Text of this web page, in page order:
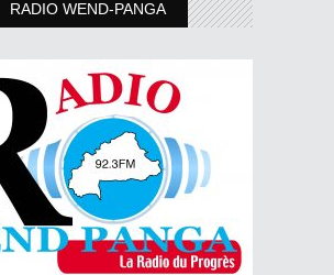
RADIO WEND-PANGA